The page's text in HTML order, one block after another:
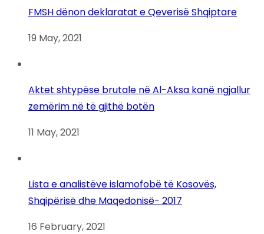
FMSH dënon deklaratat e Qeverisë Shqiptare
19 May, 2021
Aktet shtypëse brutale në Al-Aksa kanë ngjallur
zemërim në të gjithë botën
11 May, 2021
Lista e analistëve islamofobë të Kosovës,
Shqipërisë dhe Maqedonisë- 2017
16 February, 2021